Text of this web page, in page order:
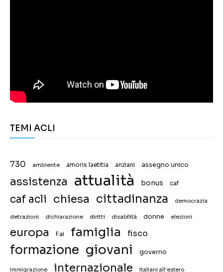
TEMI ACLI
730 ambiente amoris laetitia anziani assegno unico
assistenza attualità bonus caf
caf acli chiesa cittadinanza democrazia
detrazioni dichiarazione diritti disabilità donne elezioni
europa Fai famiglia fisco
formazione giovani governo
immigrazione internazionale italiani all'estero